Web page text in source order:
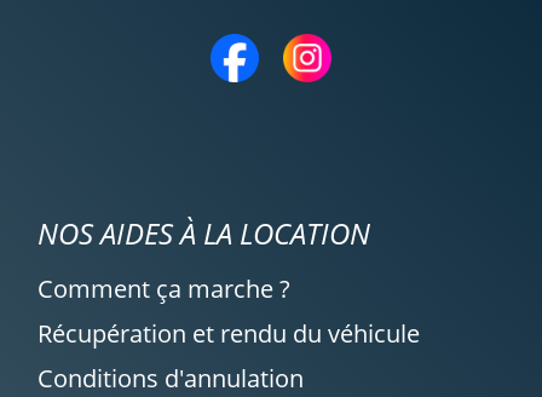
NOS AIDES À LA LOCATION
Comment ça marche ?
Récupération et rendu du véhicule
Conditions d'annulation